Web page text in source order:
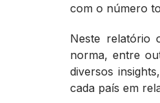
com o número
Neste relatório
norma, entre
diversos
cada país em